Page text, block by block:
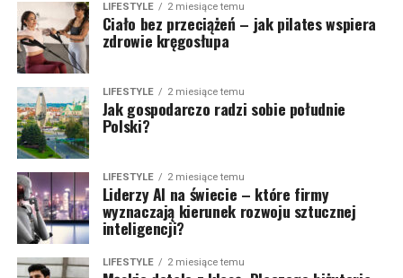
LIFESTYLE 2 miesiące temu
Ciało bez przeciążeń – jak pilates wspiera
zdrowie kręgosłupa
LIFESTYLE 2 miesiące temu
Jak gospodarczo radzi sobie południe
Polski?
LIFESTYLE 2 miesiące temu
Liderzy AI na świecie – które firmy
wyznaczają kierunek rozwoju sztucznej
inteligencji?
LIFESTYLE 2 miesiące temu